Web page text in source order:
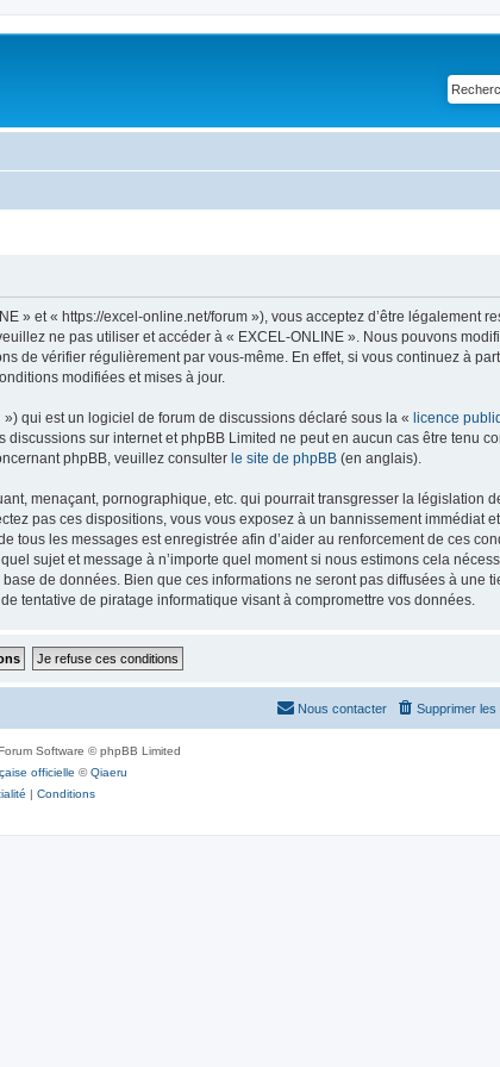
» et « https://excel-online.net/forum »), vous acceptez d’être légalement
ne pas utiliser et accéder à « EXCEL-ONLINE ». Nous pouvons
vérifier régulièrement par vous-même. En effet, si vous continuez à
modifiées et mises à jour.
qui est un logiciel de forum de discussions déclaré sous la « licence
sur internet et phpBB Limited ne peut en aucun cas être tenu
phpBB, veuillez consulter le site de phpBB (en anglais).
menaçant, pornographique, etc. qui pourrait transgresser la législation
pas ces dispositions, vous vous exposez à un bannissement immédiat
tous les messages est enregistrée afin d’aider au renforcement de ces
sujet et message à n’importe quel moment si nous estimons cela
de données. Bien que ces informations ne seront pas diffusées à une
tentative de piratage informatique visant à compromettre vos données.
Supprimer les
Nous contacter
Software © phpBB Limited
officielle ©Qiaeru
| Conditions